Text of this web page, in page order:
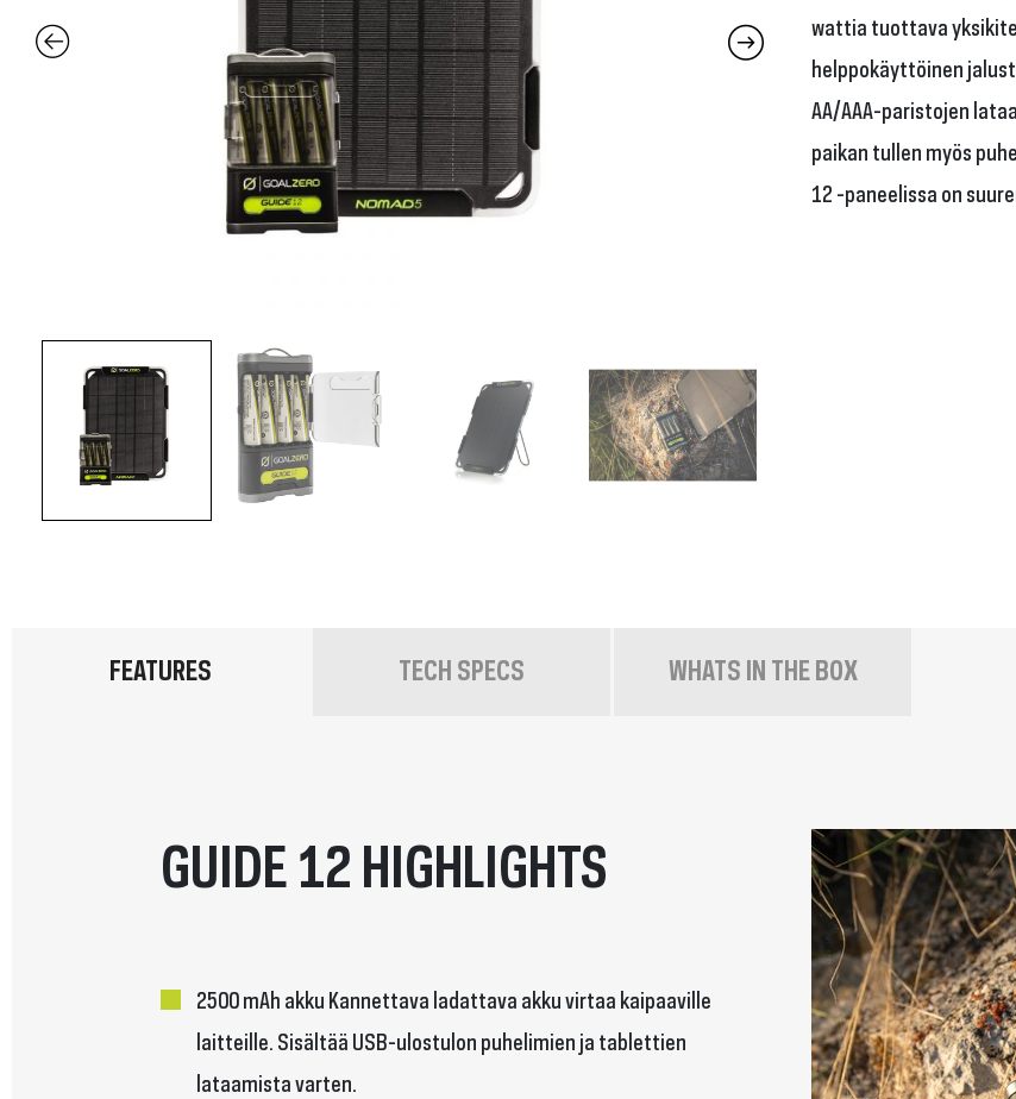
wattia tuottava
helppokäyttöinen
AA/AAA-paristojen
paikan tullen myös
12 -paneelissa on
FEATURES TECH SPECS WHATS IN THE BOX
GUIDE 12 HIGHLIGHTS
2500 mAh akku Kannettava ladattava akku virtaa kaipaaville
laitteille. Sisältää USB-ulostulon puhelimien ja tablettien
lataamista varten.